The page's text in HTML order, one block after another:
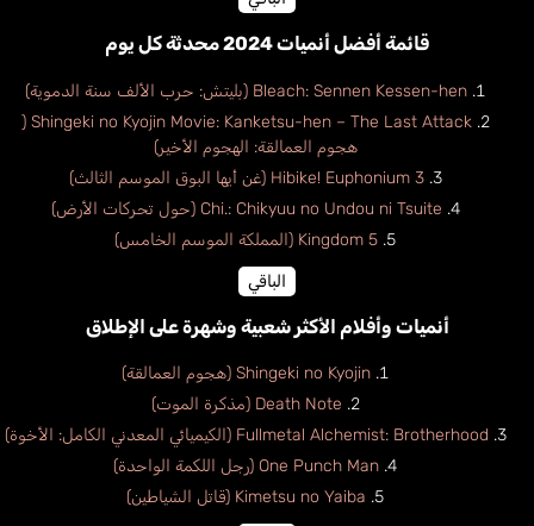
قائمة أفضل أنميات 2024 محدثة كل يوم
Bleach: Sennen Kessen-hen (بليتش: حرب الألف سنة الدموية)
Shingeki no Kyojin Movie: Kanketsu-hen – The Last Attack (
هجوم العمالقة: الهجوم الأخير)
Hibike! Euphonium 3 (غن أيها البوق الموسم الثالث)
Chi.: Chikyuu no Undou ni Tsuite (حول تحركات الأرض)
Kingdom 5 (المملكة الموسم الخامس)
الباقي
أنميات وأفلام الأكثر شعبية وشهرة على الإطلاق
Shingeki no Kyojin (هجوم العمالقة)
Death Note (مذكرة الموت)
Fullmetal Alchemist: Brotherhood (الكيميائي المعدني الكامل: الأخوة)
One Punch Man (رجل اللكمة الواحدة)
Kimetsu no Yaiba (قاتل الشياطين)